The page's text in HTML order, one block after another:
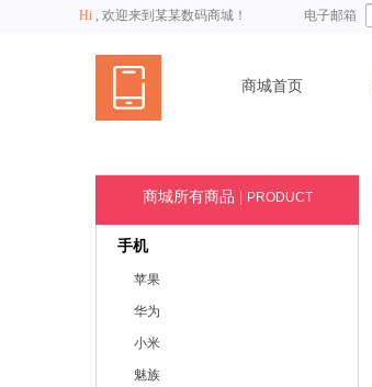
Hi , 欢迎来到某某数码商城！ 电子邮箱
商城首页
商城所有商品 PRODUCT
手机
苹果
华为
小米
魅族